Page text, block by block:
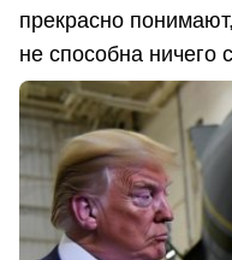
прекрасно
не способна ничего